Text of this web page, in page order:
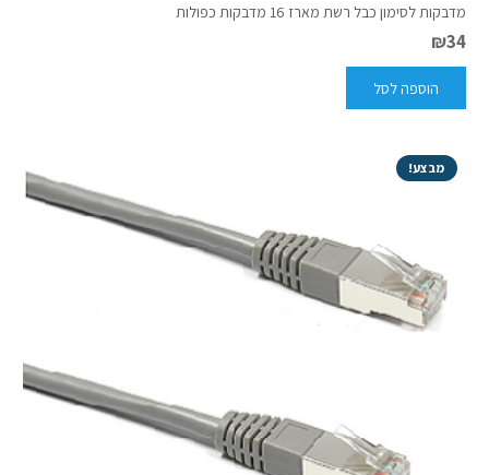
מדבקות לסימון כבל רשת מארז 16 מדבקות כפולות
₪34
הוספה לסל
מבצע!